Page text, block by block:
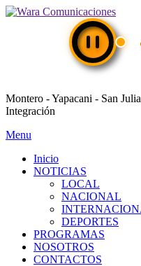
Montero - Yapacani - San
Integración
Menu
Inicio
NOTICIAS
LOCAL
NACIONAL
DEPORTES
PROGRAMAS
NOSOTROS
CONTACTOS